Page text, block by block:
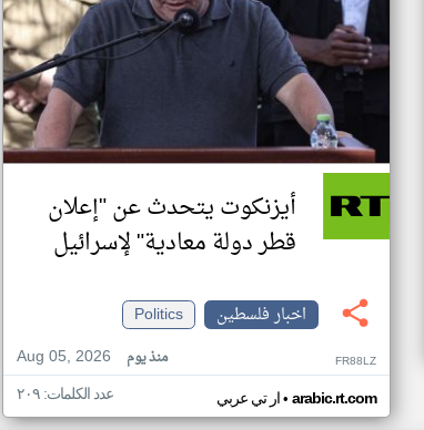
أيزنكوت يتحدث عن "إعلان
قطر دولة معادية" لإسرائيل
اخبار فلسطين
Politics
Aug 05, 2026
منذ يوم FR88LZ
ار تي عربي• arabic.rt.com عدد الكلمات: ٢٠٩